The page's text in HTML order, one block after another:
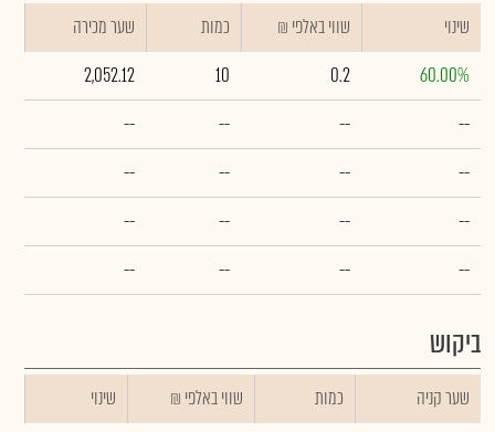
שינוי ₪ שווי באלפי כמות
שער מכירה
60.00%
0.2
10
2,052.12
--
--
--
--
--
--
--
--
--
--
--
--
--
--
--
--
ביקוש
שער קניה כמות ₪ שווי באלפי
שינוי